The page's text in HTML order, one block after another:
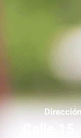
Calle